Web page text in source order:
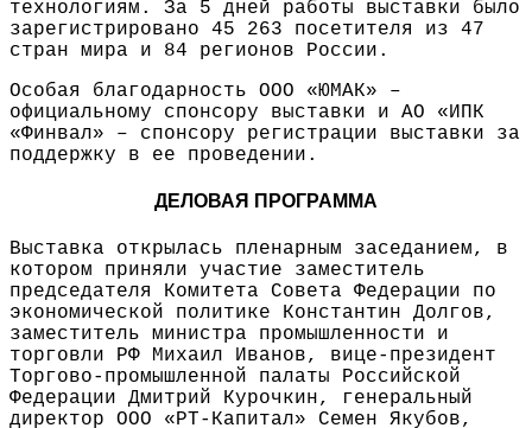
технологиям. За 5 дней работы выставки было
зарегистрировано 45 263 посетителя из 47
стран мира и 84 регионов России.
Особая благодарность ООО «ЮМАК» –
официальному спонсору выставки и АО «ИПК
«Финвал» – спонсору регистрации выставки за
поддержку в ее проведении.
ДЕЛОВАЯ ПРОГРАММА
Выставка открылась пленарным заседанием, в
котором приняли участие заместитель
председателя Комитета Совета Федерации по
экономической политике Константин Долгов,
заместитель министра промышленности и
торговли РФ Михаил Иванов, вице-президент
Торгово-промышленной палаты Российской
Федерации Дмитрий Курочкин, генеральный
директор ООО «РТ-Капитал» Семен Якубов,